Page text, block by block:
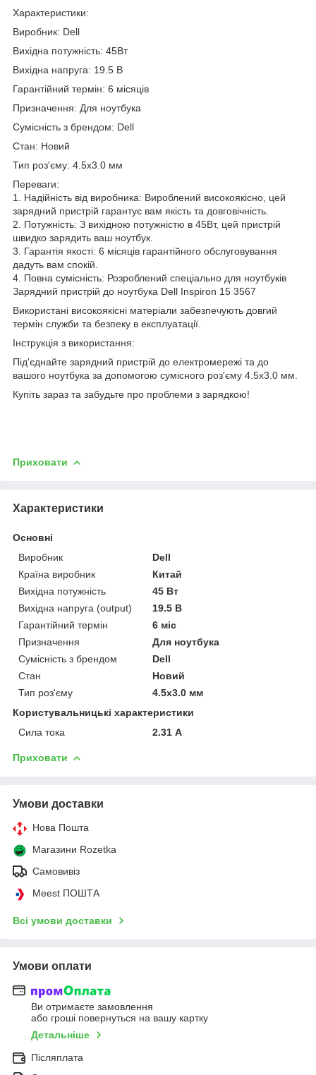
Характеристики:
Виробник: Dell
Вихідна потужність: 45Вт
Вихідна напруга: 19.5 В
Гарантійний термін: 6 місяців
Призначення: Для ноутбука
Сумісність з брендом: Dell
Стан: Новий
Тип роз'єму: 4.5x3.0 мм
Переваги:
1. Надійність від виробника: Вироблений високоякісно, цей
зарядний пристрій гарантує вам якість та довговічність.
2. Потужність: З вихідною потужністю в 45Вт, цей пристрій
швидко зарядить ваш ноутбук.
3. Гарантія якості: 6 місяців гарантійного обслуговування
дадуть вам спокій.
4. Повна сумісність: Розроблений спеціально для ноутбуків
Зарядний пристрій до ноутбука Dell Inspiron 15 3567
Використані високоякісні матеріали забезпечують довгий
термін служби та безпеку в експлуатації.
Інструкція з використання:
Під'єднайте зарядний пристрій до електромережі та до
вашого ноутбука за допомогою сумісного роз'єму 4.5x3.0 мм.
Купіть зараз та забудьте про проблеми з зарядкою!
Приховати
Характеристики
Основні
Виробник
Dell
Країна виробник
Китай
Вихідна потужність
45 Вт
Вихідна напруга (output)
19.5 В
Гарантійний термін
6 міс
Призначення
Для ноутбука
Сумісність з брендом
Dell
Стан
Новий
Тип роз'єму
4.5x3.0 мм
Користувальницькі характеристики
Сила тока
2.31 А
Приховати
Умови доставки
Нова Пошта
Магазини Rozetka
Самовивіз
Meest ПОШТА
Всі умови доставки
Умови оплати
Ви отримаєте замовлення
або гроші повернуться на вашу картку
Детальніше
Післяплата